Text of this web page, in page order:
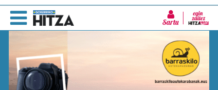
Sartu